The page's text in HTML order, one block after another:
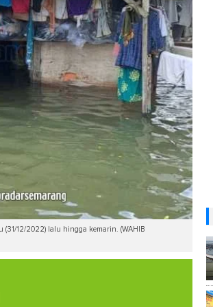
(31/12/2022) lalu hingga kemarin. (WAHIB